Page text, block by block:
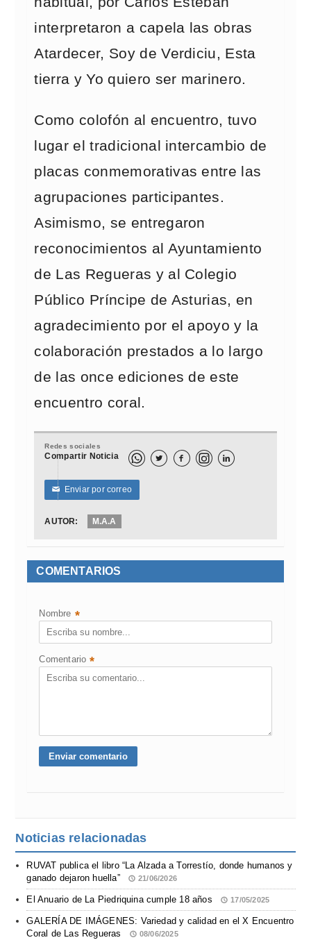
interpretaron a capela las obras
Atardecer, Soy de Verdiciu, Esta
tierra y Yo quiero ser marinero.
Como colofón al encuentro, tuvo
lugar el tradicional intercambio de
placas conmemorativas entre las
agrupaciones participantes.
Asimismo, se entregaron
reconocimientos al Ayuntamiento
de Las Regueras y al Colegio
Público Príncipe de Asturias, en
agradecimiento por el apoyo y la
colaboración prestados a lo largo
de las once ediciones de este
encuentro coral.
Redes sociales
Compartir Noticia   
✉ Enviar por correo
AUTOR: M.A.A
COMENTARIOS
Nombre *
Comentario *
Noticias relacionadas
RUVAT publica el libro “La Alzada a Torrestío, donde humanos y
ganado dejaron huella”
21/06/2026
El Anuario de La Piedriquina cumple 18 años 17/05/2025
GALERÍA DE IMÁGENES: Variedad y calidad en el X Encuentro
Coral de Las Regueras
08/06/2025